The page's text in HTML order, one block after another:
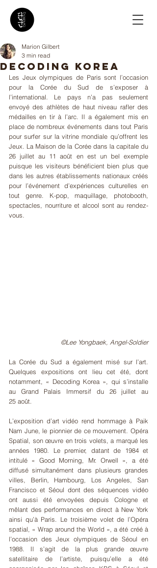
Decoding Korea
Marion Gilbert
3 min read
Les Jeux olympiques de Paris sont l’occasion
pour la Corée du Sud de s’exposer à
l’international. Le pays n’a pas seulement
envoyé des athlètes de haut niveau rafler des
médailles en tir à l’arc. Il a également mis en
place de nombreux événements dans tout Paris
pour surfer sur la vitrine mondiale qu’offrent les
Jeux. La Maison de la Corée dans la capitale du
26 juillet au 11 août en est un bel exemple
puisque les visiteurs bénéficient bien plus que
dans les autres établissements nationaux créés
pour l’événement d’expériences culturelles en
tout genre. K-pop, maquillage, photobooth,
spectacles, nourriture et alcool sont au rendez-
vous.
©Lee Yongbaek, Angel-Soldier
La Corée du Sud a également misé sur l’art.
Quelques expositions ont lieu cet été, dont
notamment, « Decoding Korea », qui s’installe
au Grand Palais Immersif du 26 juillet au
25 août.
L’exposition d’art vidéo rend hommage à Paik
Nam June, le pionnier de ce mouvement. Opéra
Spatial, son œuvre en trois volets, a marqué les
années 1980. Le premier, datant de 1984 et
intitulé « Good Morning, Mr. Orwell », a été
diffusé simultanément dans plusieurs grandes
villes, Berlin, Hambourg, Los Angeles, San
Francisco et Séoul dont des séquences vidéo
ont aussi été envoyées depuis Cologne et
mêlant des performances en direct à New York
ainsi qu’à Paris. Le troisième volet de l’Opéra
spatial, « Wrap around the World », a été créé à
l’occasion des Jeux olympiques de Séoul en
1988. Il s’agit de la plus grande œuvre
satellitaire de l’artiste, puisqu’elle a été